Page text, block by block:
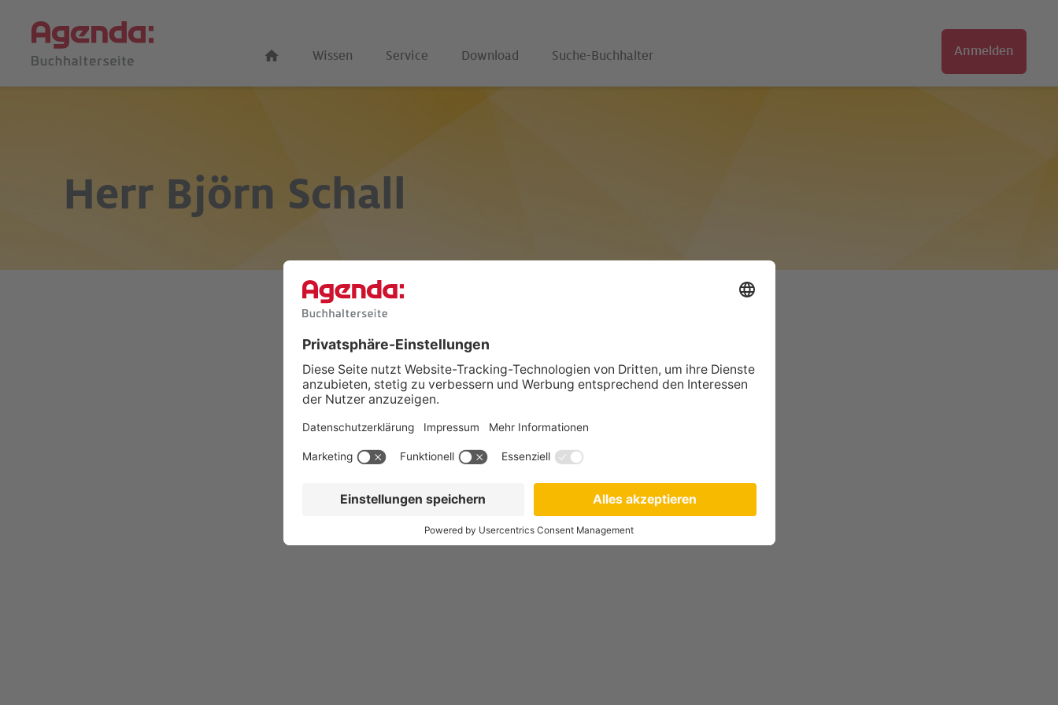
Wissen Service Download Suche-Buchhalter Anmelden
Herr Björn Schall